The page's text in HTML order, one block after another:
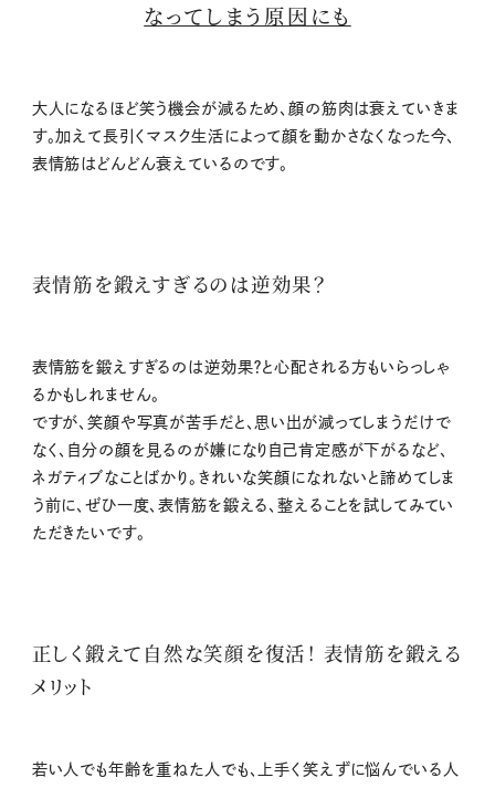
なってしまう原因にも
大人になるほど笑う機会が減るため、顔の筋肉は衰えていきま
す。加えて長引くマスク生活によって顔を動かさなくなった今、
表情筋はどんどん衰えているのです。
表情筋を鍛えすぎるのは逆効果？
表情筋を鍛えすぎるのは逆効果？と心配される方もいらっしゃ
るかもしれません。
ですが、笑顔や写真が苦手だと、思い出が減ってしまうだけで
なく、自分の顔を見るのが嫌になり自己肯定感が下がるなど、
ネガティブなことばかり。きれいな笑顔になれないと諦めてしま
う前に、ぜひ一度、表情筋を鍛える、整えることを試してみてい
ただきたいです。
正しく鍛えて自然な笑顔を復活！ 表情筋を鍛える
メリット
若い人でも年齢を重ねた人でも、上手く笑えずに悩んでいる人